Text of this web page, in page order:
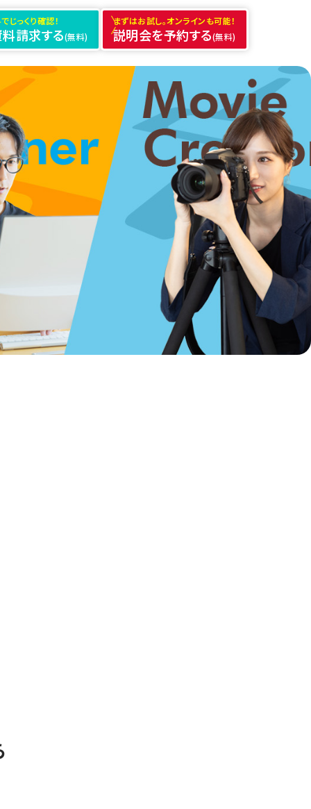
じっくり確認！
請求する(無料)
まずはお試し。オンラインも可能！
説明会を予約する(無料)